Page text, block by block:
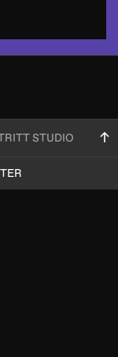
STUDIO